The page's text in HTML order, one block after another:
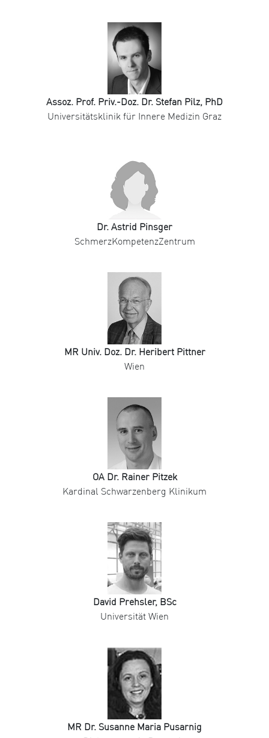
Assoz. Prof. Priv.-Doz. Dr. Stefan Pilz, PhD
Universitätsklinik für Innere Medizin Graz
Dr. Astrid Pinsger
SchmerzKompetenzZentrum
MR Univ. Doz. Dr. Heribert Pittner
Wien
OA Dr. Rainer Pitzek
Kardinal Schwarzenberg Klinikum
David Prehsler, BSc
Universität Wien
MR Dr. Susanne Maria Pusarnig